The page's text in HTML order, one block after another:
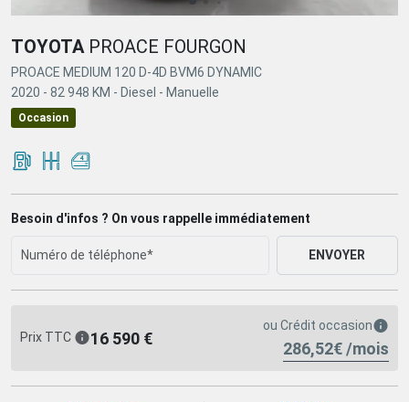
TOYOTAPROACE FOURGON
PROACE MEDIUM 120 D-4D BVM6 DYNAMIC
2020 - 82 948 KM - Diesel - Manuelle
Occasion
Besoin d'infos ? On vous rappelle immédiatement
ENVOYER
Prix TTC 16 590 €
ou Crédit occasion
286,52€ /mois